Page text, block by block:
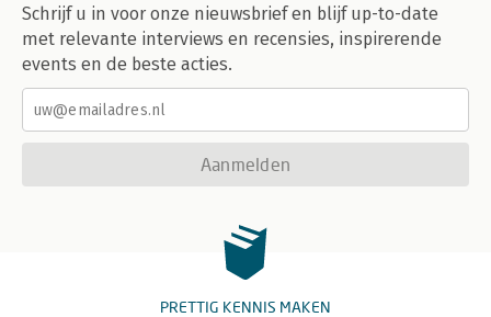
Schrijf u in voor onze nieuwsbrief en blijf up-to-date
met relevante interviews en recensies, inspirerende
events en de beste acties.
Aanmelden
PRETTIG KENNIS MAKEN